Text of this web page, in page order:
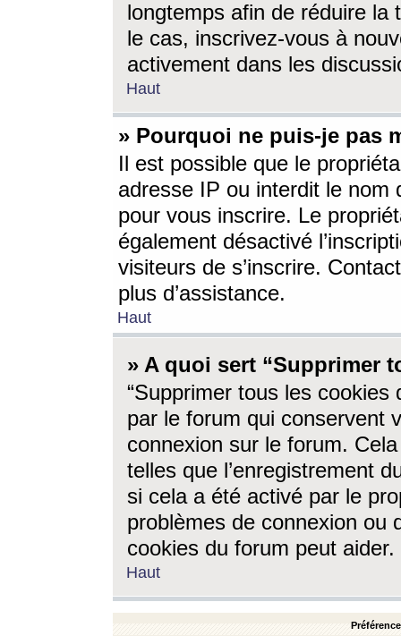
longtemps afin de réduire la
le cas, inscrivez-vous à
activement dans les
Haut
» Pourquoi ne puis-je pas
Il est possible que le
adresse IP ou interdit le nom
pour vous inscrire. Le
également désactivé
visiteurs de s’inscrire.
plus d’assistance.
Haut
» A quoi sert “Supprimer
“Supprimer tous les cookies
par le forum qui conservent
connexion sur le forum.
telles que l’enregistrement
si cela a été activé par le
problèmes de connexion ou
cookies du forum peut aider.
Haut